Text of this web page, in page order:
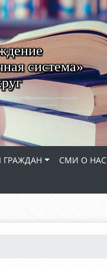
система»
СМИ О НАС